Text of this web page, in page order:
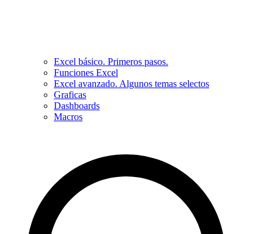
Excel básico. Primeros pasos.
Funciones Excel
Excel avanzado. Algunos temas selectos
Graficas
Dashboards
Macros